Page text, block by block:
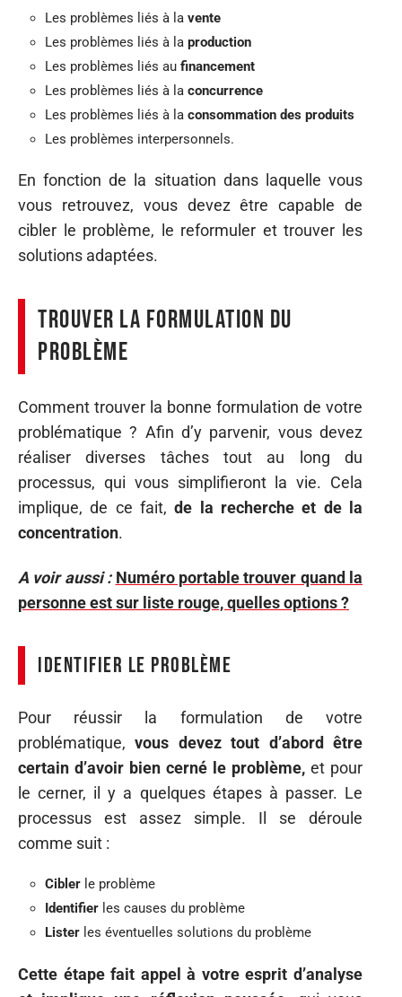
Les problèmes liés à la vente
Les problèmes liés à la production
Les problèmes liés au financement
Les problèmes liés à la concurrence
Les problèmes liés à la consommation des produits
Les problèmes interpersonnels.
En fonction de la situation dans laquelle vous
vous retrouvez, vous devez être capable de
cibler le problème, le reformuler et trouver les
solutions adaptées.
Trouver la formulation du
problème
Comment trouver la bonne formulation de votre
problématique ? Afin d’y parvenir, vous devez
réaliser diverses tâches tout au long du
processus, qui vous simplifieront la vie. Cela
implique, de ce fait,de la recherche et de la
concentration.
A voir aussi : Numéro portable trouver quand la
personne est sur liste rouge, quelles options ?
Identifier le problème
Pour réussir la formulation de votre
problématique,vous devez tout d’abord être
certain d’avoir bien cerné le problème, et pour
le cerner, il y a quelques étapes à passer. Le
processus est assez simple. Il se déroule
comme suit :
Cibler le problème
Identifier les causes du problème
Lister les éventuelles solutions du problème
Cette étape fait appel à votre esprit d’analyse